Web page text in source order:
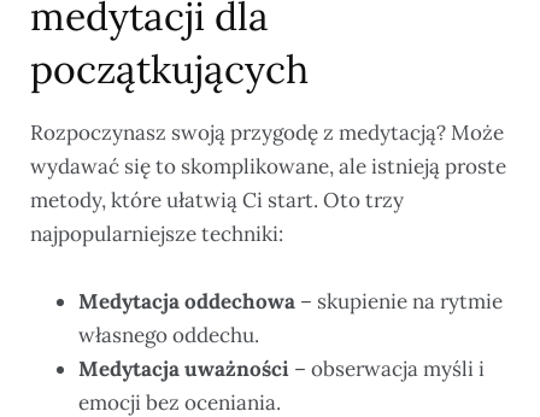
medytacji dla
początkujących
Rozpoczynasz swoją przygodę z medytacją? Może
wydawać się to skomplikowane, ale istnieją proste
metody, które ułatwią Ci start. Oto trzy
najpopularniejsze techniki:
Medytacja oddechowa – skupienie na rytmie
własnego oddechu.
Medytacja uważności – obserwacja myśli i
emocji bez oceniania.